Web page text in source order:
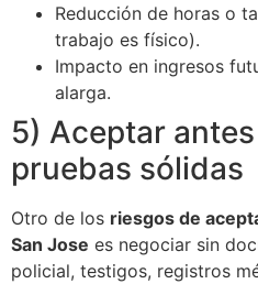
Reducción de horas o
trabajo es físico).
Impacto en ingresos
alarga.
5) Aceptar
pruebas sólidas
Otro de los riesgos de
San Jose es negociar sin
policial, testigos, registros